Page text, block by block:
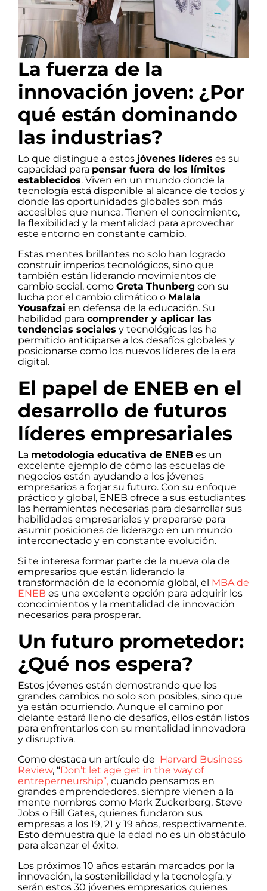
La fuerza de la
innovación joven: ¿Por
qué están dominando
las industrias?
Lo que distingue a estos jóvenes líderes es su
capacidad para pensar fuera de los límites
establecidos. Viven en un mundo donde la
tecnología está disponible al alcance de todos y
donde las oportunidades globales son más
accesibles que nunca. Tienen el conocimiento,
la flexibilidad y la mentalidad para aprovechar
este entorno en constante cambio.
Estas mentes brillantes no solo han logrado
construir imperios tecnológicos, sino que
también están liderando movimientos de
cambio social, como Greta Thunberg con su
lucha por el cambio climático o Malala
Yousafzai en defensa de la educación. Su
habilidad para comprender y aplicar las
tendencias sociales y tecnológicas les ha
permitido anticiparse a los desafíos globales y
posicionarse como los nuevos líderes de la era
digital.
El papel de ENEB en el
desarrollo de futuros
líderes empresariales
La metodología educativa de ENEB es un
excelente ejemplo de cómo las escuelas de
negocios están ayudando a los jóvenes
empresarios a forjar su futuro. Con su enfoque
práctico y global, ENEB ofrece a sus estudiantes
las herramientas necesarias para desarrollar sus
habilidades empresariales y prepararse para
asumir posiciones de liderazgo en un mundo
interconectado y en constante evolución.
Si te interesa formar parte de la nueva ola de
empresarios que están liderando la
transformación de la economía global, el MBA de
ENEB es una excelente opción para adquirir los
conocimientos y la mentalidad de innovación
necesarios para prosperar.
Un futuro prometedor:
¿Qué nos espera?
Estos jóvenes están demostrando que los
grandes cambios no solo son posibles, sino que
ya están ocurriendo. Aunque el camino por
delante estará lleno de desafíos, ellos están listos
para enfrentarlos con su mentalidad innovadora
y disruptiva.
Como destaca un artículo de Harvard Business
Review, “Don’t let age get in the way of
entreperneurship”, cuando pensamos en
grandes emprendedores, siempre vienen a la
mente nombres como Mark Zuckerberg, Steve
Jobs o Bill Gates, quienes fundaron sus
empresas a los 19, 21 y 19 años, respectivamente.
Esto demuestra que la edad no es un obstáculo
para alcanzar el éxito.
Los próximos 10 años estarán marcados por la
innovación, la sostenibilidad y la tecnología, y
serán estos 30 jóvenes empresarios quienes